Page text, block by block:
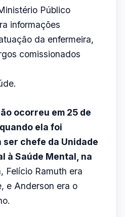
da servidora.
não haja vínculo
“é inegável que a
de fato, amante,
amorosa, igualmente
de confiança frente à
Municipal,“tanto
Público
informações
da enfermeira,